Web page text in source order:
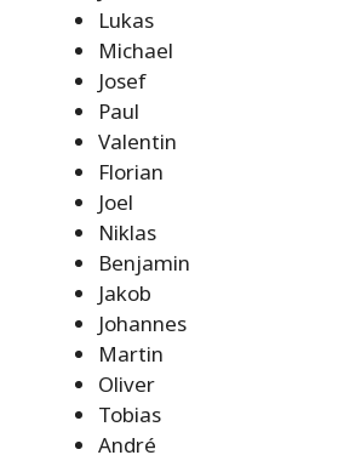
Lukas
Michael
Josef
Paul
Valentin
Florian
Joel
Niklas
Benjamin
Jakob
Johannes
Martin
Oliver
Tobias
André